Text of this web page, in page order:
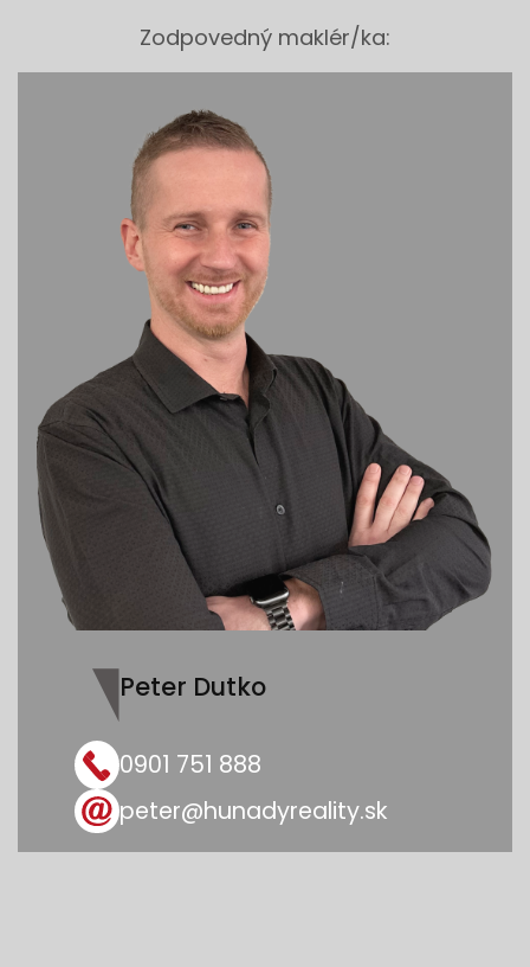
Zodpovedný maklér/ka:
Peter Dutko
0901 751 888
peter@hunadyreality.sk